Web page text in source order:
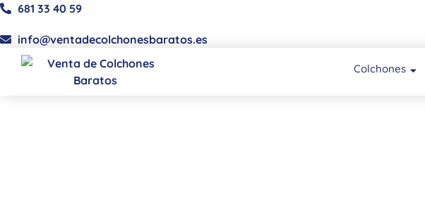
681 33 40 59
info@ventadecolchonesbaratos.es
Colchones